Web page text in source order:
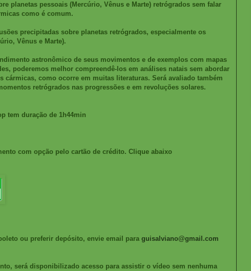
planetas pessoais (Mercúrio, Vênus e Marte) retrógrados sem falar
como é comum.
precipitadas sobre planetas retrógrados, especialmente os
Vênus e Marte).
astronômico de seus movimentos e de exemplos com mapas
poderemos melhor compreendê-los em análises natais sem abordar
cármicas, como ocorre em muitas literaturas. Será avaliado também
retrógrados nas progressões e em revoluções solares.
tem duração de 1h44min
com opção pelo cartão de crédito. Clique abaixo
ou preferir depósito, envie email para guisalviano@gmail.com
será disponibilizado acesso para assistir o vídeo sem nenhuma